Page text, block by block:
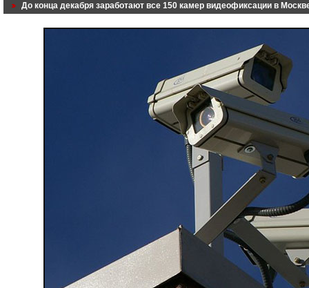
До конца декабря заработают все 150 камер видеофиксации в